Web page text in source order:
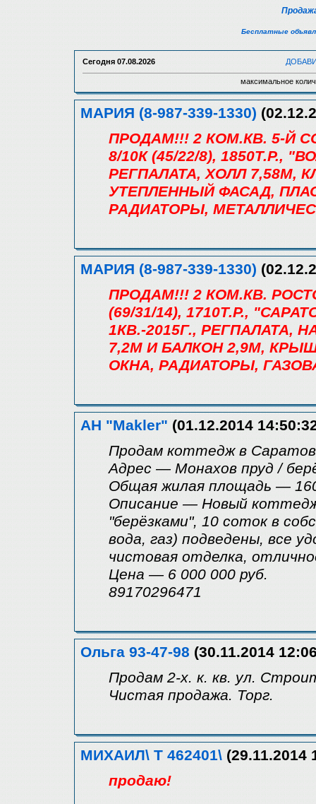
Бесплатные
Сегодня 07.08.2026
максимальное
МАРИЯ (8-987-339-1330)
ПРОДАМ!!! 2 КОМ.КВ. 5-Й
8/10К (45/22/8), 1850Т.Р.,
РЕГПАЛАТА, ХОЛЛ 7,58М,
УТЕПЛЕННЫЙ ФАСАД,
РАДИАТОРЫ,
МАРИЯ (8-987-339-1330)
ПРОДАМ!!! 2 КОМ.КВ.
(69/31/14), 1710Т.Р.,
1КВ.-2015Г., РЕГПАЛАТА,
7,2М И БАЛКОН 2,9М,
ОКНА, РАДИАТОРЫ,
АН "Makler" (01.12.2014
Продам коттедж в
Адрес — Монахов пруд /
Общая жилая площадь —
Описание — Новый
"берёзками", 10 соток в
вода, газ) подведены, все
чистовая отделка,
Цена — 6 000 000 руб.
89170296471
Ольга 93-47-98 (30.11.2014
Продам 2-х. к. кв. ул.
Чистая продажа. Торг.
МИХАИЛ\ Т 462401\ (29.11.2014
продаю!